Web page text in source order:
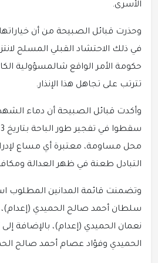
الأسرى.
وحذرت قبائل الصبيحة من أن
في ذلك الاحتشاد القبلي المسلح
حكومة الأمر الواقع شالمسؤولية
تترتب على تجاهل هذا الإنذار.
​وأكدت قبائل الصبيحة أن دماء
محل مساومة، معتبرة أي مساع
التبادل طعنة في ظهر العدالة
​وتضمنت قائمة المدانين المطلوب
سلطان أحمد صالح الحميدي
نعمان الحميدي (إعدام)، بالإضافة
الحميدي وفؤاد عصام أحمد صالح